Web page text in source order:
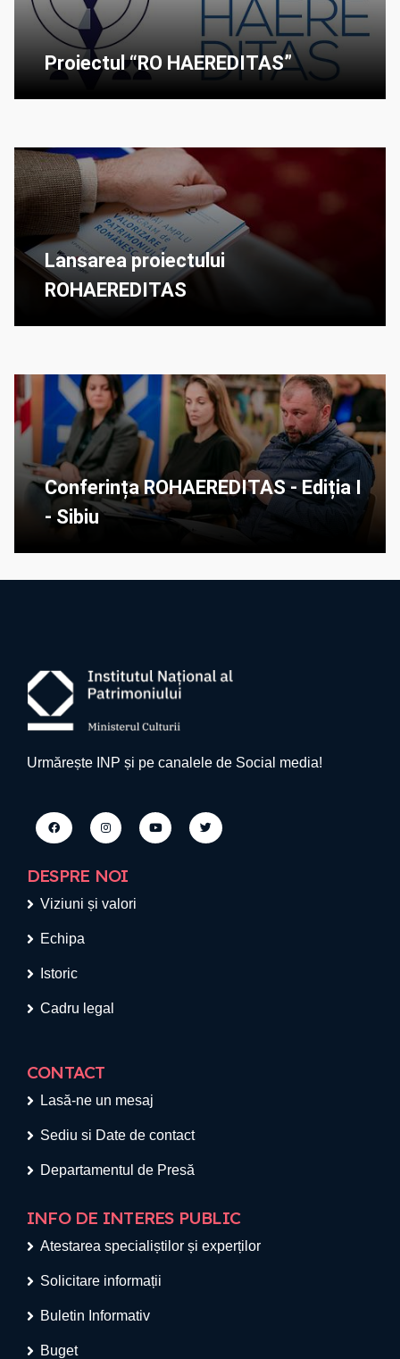
Proiectul “RO HAEREDITAS”
Lansarea proiectului
ROHAEREDITAS
Conferința ROHAEREDITAS - Ediția I
- Sibiu
Urmărește INP și pe canalele de Social media!
DESPRE NOI
Viziuni și valori
Echipa
Istoric
Cadru legal
CONTACT
Lasă-ne un mesaj
Sediu si Date de contact
Departamentul de Presă
INFO DE INTERES PUBLIC
Atestarea specialiștilor și experților
Solicitare informații
Buletin Informativ
Buget